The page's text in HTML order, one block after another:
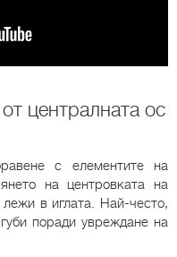
централната ос
с елементите на
на центровката на
в иглата. Най-често,
поради увреждане на